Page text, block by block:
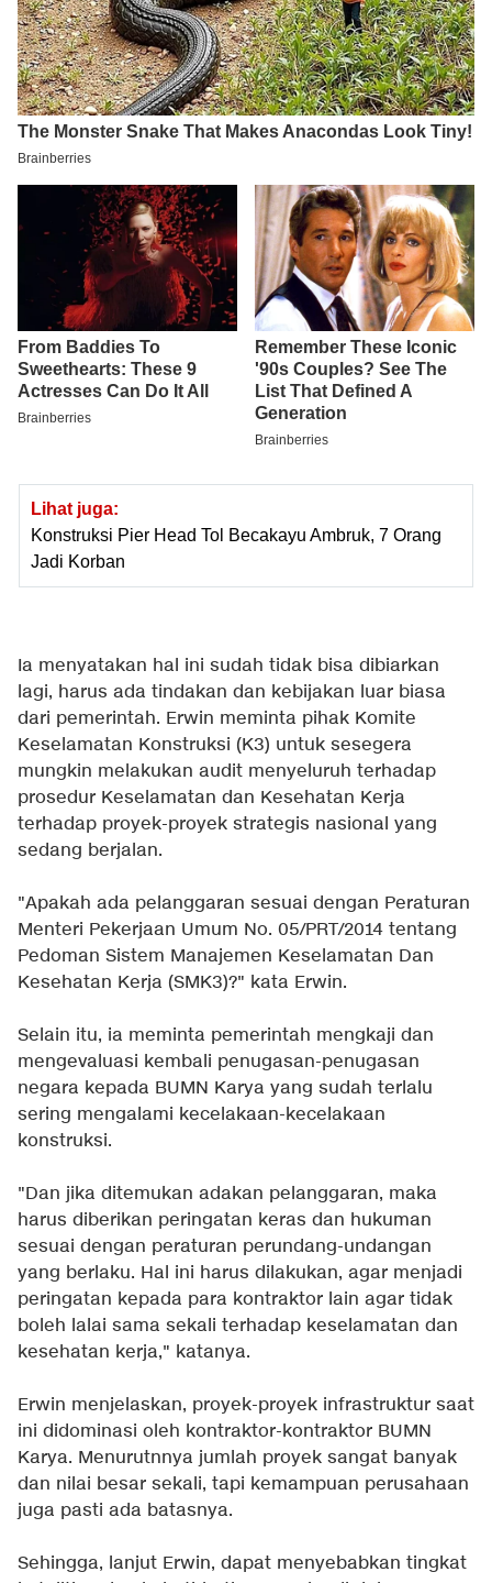
Lihat juga:
Konstruksi Pier Head Tol Becakayu Ambruk, 7 Orang
Jadi Korban
Ia menyatakan hal ini sudah tidak bisa dibiarkan
lagi, harus ada tindakan dan kebijakan luar biasa
dari pemerintah. Erwin meminta pihak Komite
Keselamatan Konstruksi (K3) untuk sesegera
mungkin melakukan audit menyeluruh terhadap
prosedur Keselamatan dan Kesehatan Kerja
terhadap proyek-proyek strategis nasional yang
sedang berjalan.
"Apakah ada pelanggaran sesuai dengan Peraturan
Menteri Pekerjaan Umum No. 05/PRT/2014 tentang
Pedoman Sistem Manajemen Keselamatan Dan
Kesehatan Kerja (SMK3)?" kata Erwin.
Selain itu, ia meminta pemerintah mengkaji dan
mengevaluasi kembali penugasan-penugasan
negara kepada BUMN Karya yang sudah terlalu
sering mengalami kecelakaan-kecelakaan
konstruksi.
"Dan jika ditemukan adakan pelanggaran, maka
harus diberikan peringatan keras dan hukuman
sesuai dengan peraturan perundang-undangan
yang berlaku. Hal ini harus dilakukan, agar menjadi
peringatan kepada para kontraktor lain agar tidak
boleh lalai sama sekali terhadap keselamatan dan
kesehatan kerja," katanya.
Erwin menjelaskan, proyek-proyek infrastruktur saat
ini didominasi oleh kontraktor-kontraktor BUMN
Karya. Menurutnnya jumlah proyek sangat banyak
dan nilai besar sekali, tapi kemampuan perusahaan
juga pasti ada batasnya.
Sehingga, lanjut Erwin, dapat menyebabkan tingkat